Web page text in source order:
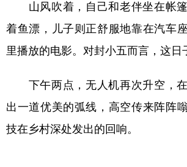
山风吹着，自己和老伴坐在帐
着鱼漂，儿子则正舒服地靠在汽车
里播放的电影。对封小五而言，这日
下午两点，无人机再次升空，
出一道优美的弧线，高空传来阵阵
技在乡村深处发出的回响。